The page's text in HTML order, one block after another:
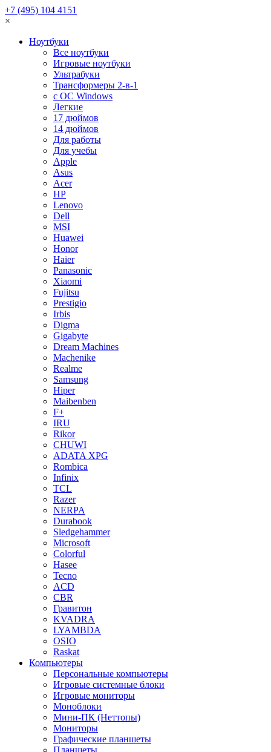
+7 (495) 104 4151
×
Ноутбуки
Все ноутбуки
Игровые ноутбуки
Ультрабуки
Трансформеры 2-в-1
с ОС Windows
Легкие
17 дюймов
14 дюймов
Для работы
Для учебы
Apple
Asus
Acer
HP
Lenovo
Dell
MSI
Huawei
Honor
Haier
Panasonic
Xiaomi
Fujitsu
Prestigio
Irbis
Digma
Gigabyte
Dream Machines
Machenike
Realme
Samsung
Hiper
Maibenben
F+
IRU
Rikor
CHUWI
ADATA XPG
Rombica
Infinix
TCL
Razer
NERPA
Durabook
Sledgehammer
Microsoft
Colorful
Hasee
Tecno
ACD
CBR
Гравитон
KVADRA
LYAMBDA
OSIO
Raskat
Компьютеры
Персональные компьютеры
Игровые системные блоки
Игровые мониторы
Моноблоки
Мини-ПК (Неттопы)
Мониторы
Графические планшеты
Планшеты